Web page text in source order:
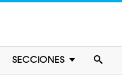
SECCIONES